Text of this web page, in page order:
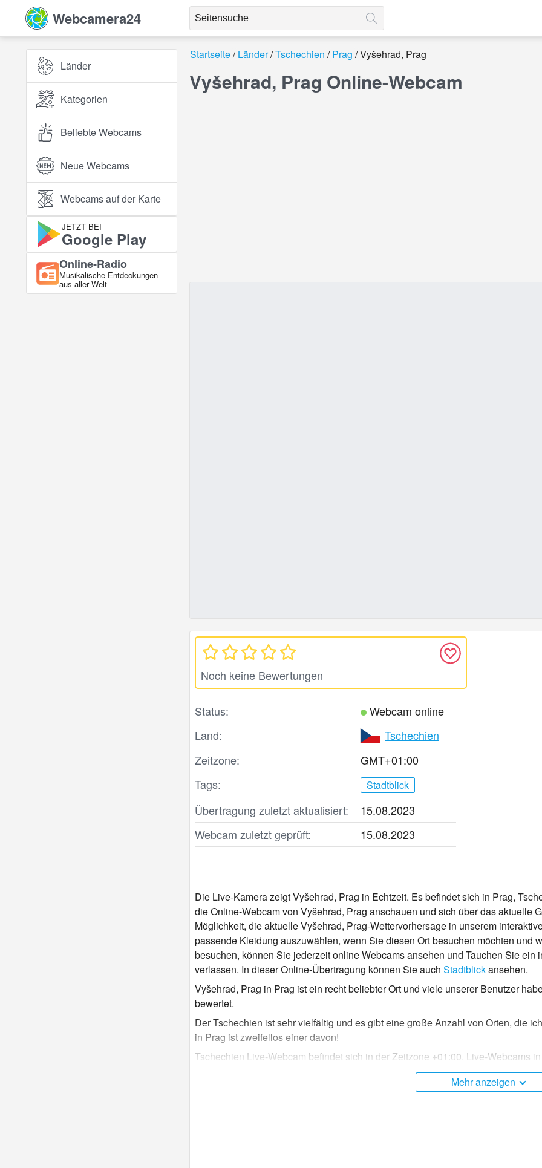
Webcamera24
Länder
Kategorien
Beliebte Webcams
Neue Webcams
Webcams auf der Karte
JETZT BEI
Google Play
Online‑Radio
Musikalische Entdeckungen
aus aller Welt
Startseite Länder Tschechien Prag Vyšehrad, Prag
Vyšehrad, Prag Online-Webcam
Noch keine Bewertungen
Status:
Webcam online
Land:
Tschechien
Zeitzone:
GMT+01:00
Tags:
Stadtblick
Übertragung zuletzt aktualisiert:
15.08.2023
Webcam zuletzt geprüft:
15.08.2023
Die Live-Kamera zeigt Vyšehrad, Prag in Echtzeit. Es befindet sich in Prag,
die Online-Webcam von Vyšehrad, Prag anschauen und sich über das aktuelle
Möglichkeit, die aktuelle Vyšehrad, Prag-Wettervorhersage in unserem
passende Kleidung auszuwählen, wenn Sie diesen Ort besuchen möchten und
besuchen, können Sie jederzeit online Webcams ansehen und Tauchen Sie ein
verlassen. In dieser Online-Übertragung können Sie auch Stadtblickansehen.
Vyšehrad, Prag in Prag ist ein recht beliebter Ort und viele unserer Benutzer
bewertet.
Der Tschechien ist sehr vielfältig und es gibt eine große Anzahl von Orten, die
in Prag ist zweifellos einer davon!
Tschechien Live-Webcam befindet sich in der Zeitzone +01:00. Live-Webcams
Mehr anzeigen